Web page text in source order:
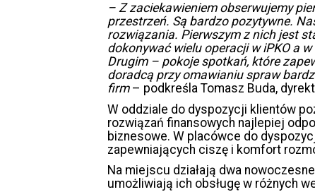
– Z zaciekawieniem obserwujemy
przestrzeń. Są bardzo pozytywne.
rozwiązania. Pierwszym z nich jest
dokonywać wielu operacji w iPKO a
Drugim – pokoje spotkań, które
doradcą przy omawianiu spraw
firm– podkreśla Tomasz Buda,
W oddziale do dyspozycji klientów
rozwiązań finansowych najlepiej
biznesowe. W placówce do
zapewniających ciszę i komfort
Na miejscu działają dwa
umożliwiają ich obsługę w różnych